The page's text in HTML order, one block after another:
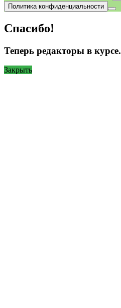
Политика конфиденциальности
Спасибо!
Теперь редакторы в курсе.
Закрыть